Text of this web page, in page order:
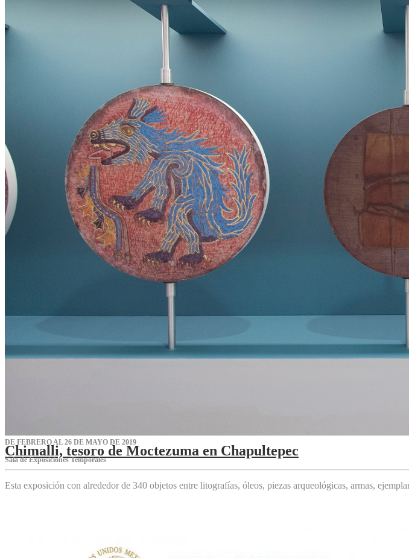
DE FEBRERO AL 26 DE MAYO DE 2019
Chimalli, tesoro de Moctezuma en Chapultepec
Sala de Exposiciones Temporales
Esta exposición con alrededor de 340 objetos entre litografías, óleos, piezas arqueológicas, armas,